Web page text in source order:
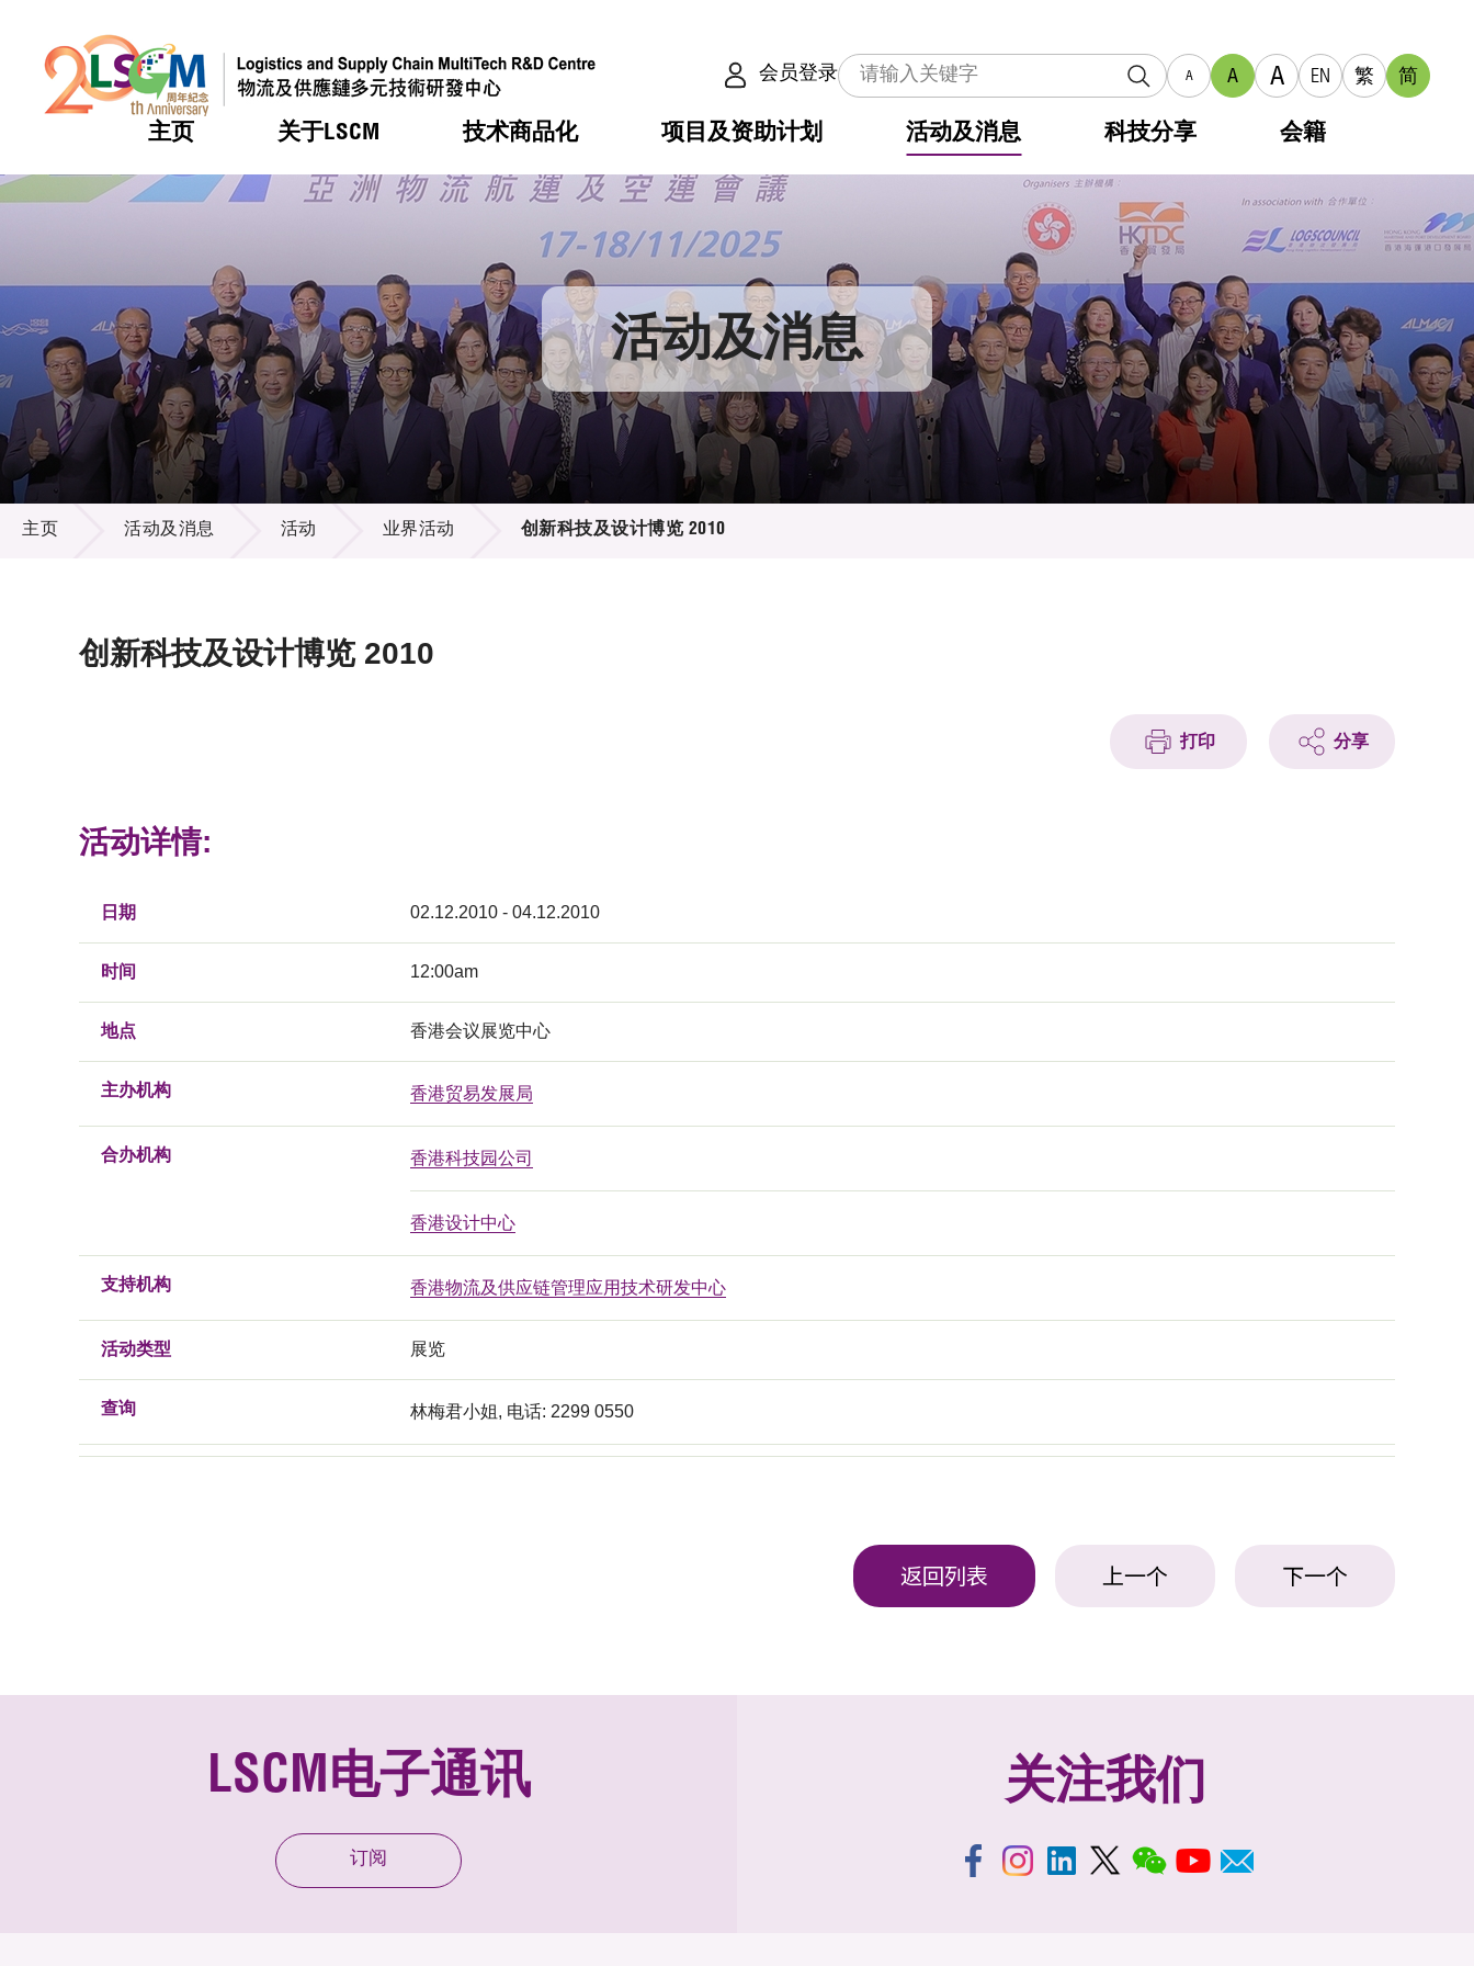
会员登录 A A A EN 繁 简
主页 关于LSCM
热门 机构简介
组织架构
组织架构
董事局
研究顾问
招标通告
技术商品化
热门 服务
可获授权之技术
应用于公共服务之创新技术
重点项目
项目及资助计划
热门 合作计划
资助计划
资助计划
税务优惠
申请
评审
征求研发项目计划书
项目资料库
活动及消息
热门 活动
奖项
新闻中心
媒体报导
新闻稿
资讯中心
多媒体
出版刊物
科技分享 会籍
热门 会籍及服务
会员列表
会员登入 活动及消息
活动及消息
主页 活动及消息 活动 业界活动 创新科技及设计博览 2010
创新科技及设计博览 2010
打印 分享
活动详情:
日期 02.12.2010 - 04.12.2010
时间 12:00am
地点 香港会议展览中心
主办机构 香港贸易发展局
合办机构 香港科技园公司
香港设计中心
支持机构 香港物流及供应链管理应用技术研发中心
活动类型 展览
查询 林梅君小姐, 电话: 2299 0550
返回列表 上一个 下一个
LSCM电子通讯
订阅
关注我们